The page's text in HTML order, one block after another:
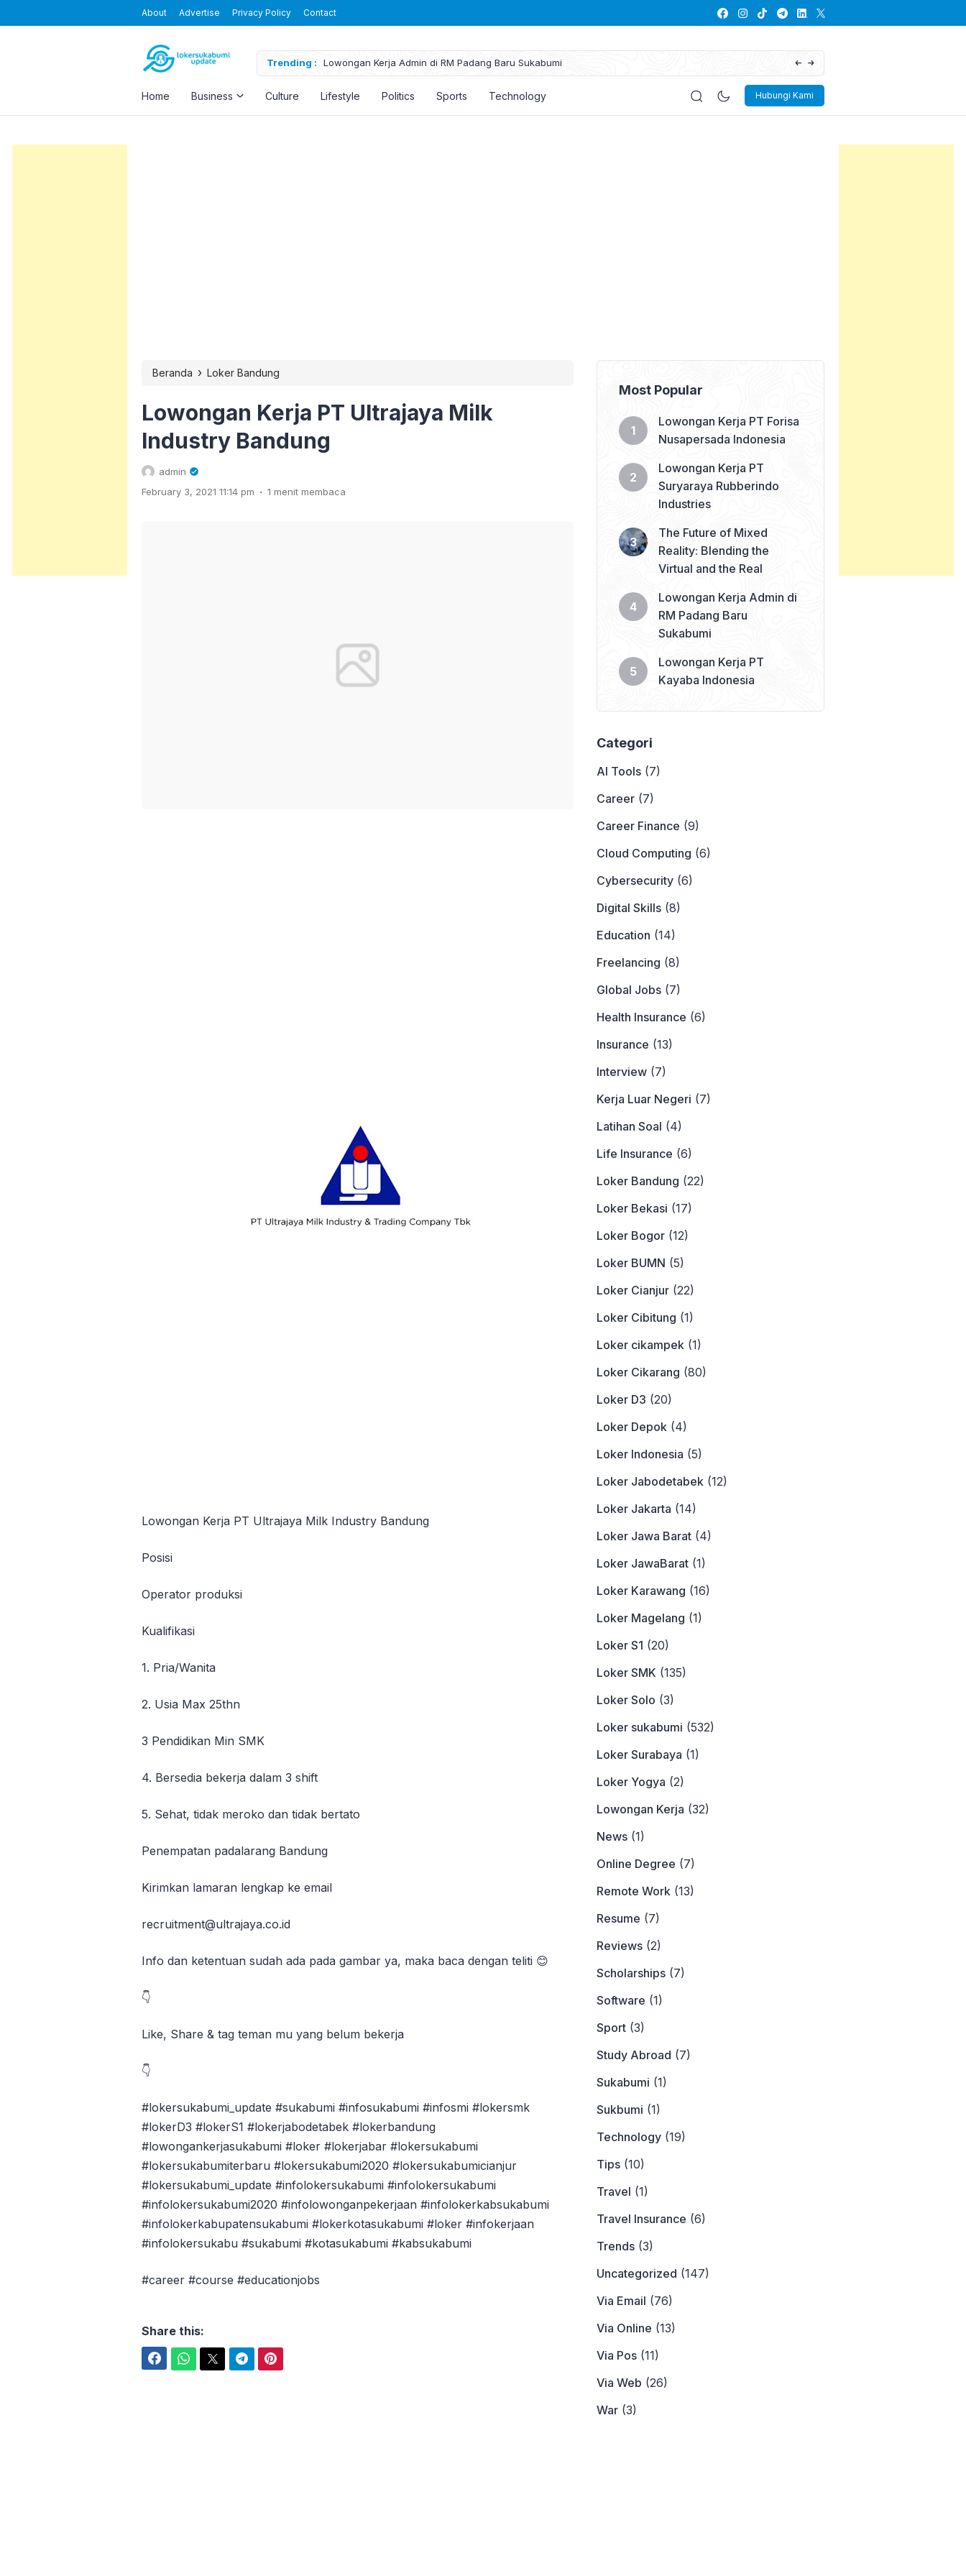
About Advertise Privacy Policy Contact
Trending : Lowongan Kerja Admin di RM Padang Baru Sukabumi Lowongan Kerja PT Kayaba Indonesia
Hubungi Kami
Home Business Culture Lifestyle Politics Sports Technology
Beranda › Loker Bandung
Lowongan Kerja PT Ultrajaya Milk
Industry Bandung
admin
February 3, 2021 11:14 pm . 1 menit membaca
Lowongan Kerja PT Ultrajaya Milk Industry Bandung
Posisi
Operator produksi
Kualifikasi
1. Pria/Wanita
2. Usia Max 25thn
3 Pendidikan Min SMK
4. Bersedia bekerja dalam 3 shift
5. Sehat, tidak meroko dan tidak bertato
Penempatan padalarang Bandung
Kirimkan lamaran lengkap ke email
recruitment@ultrajaya.co.id
Info dan ketentuan sudah ada pada gambar ya, maka baca dengan teliti 😊
👇
Like, Share & tag teman mu yang belum bekerja
👇
#lokersukabumi_update #sukabumi #infosukabumi #infosmi #lokersmk
#lokerD3 #lokerS1 #lokerjabodetabek #lokerbandung
#lowongankerjasukabumi #loker #lokerjabar #lokersukabumi
#lokersukabumiterbaru #lokersukabumi2020 #lokersukabumicianjur
#lokersukabumi_update #infolokersukabumi #infolokersukabumi
#infolokersukabumi2020 #infolowonganpekerjaan #infolokerkabsukabumi
#infolokerkabupatensukabumi #lokerkotasukabumi #loker #infokerjaan
#infolokersukabu #sukabumi #kotasukabumi #kabsukabumi
#career #course #educationjobs
Share this:
Most Popular
Lowongan Kerja PT Forisa
Nusapersada Indonesia
Lowongan Kerja PT
Suryaraya Rubberindo
Industries
The Future of Mixed
Reality: Blending the
Virtual and the Real
Lowongan Kerja Admin di
RM Padang Baru
Sukabumi
Lowongan Kerja PT
Kayaba Indonesia
Categori
AI Tools (7)
Career (7)
Career Finance (9)
Cloud Computing (6)
Cybersecurity (6)
Digital Skills (8)
Education (14)
Freelancing (8)
Global Jobs (7)
Health Insurance (6)
Insurance (13)
Interview (7)
Kerja Luar Negeri (7)
Latihan Soal (4)
Life Insurance (6)
Loker Bandung (22)
Loker Bekasi (17)
Loker Bogor (12)
Loker BUMN (5)
Loker Cianjur (22)
Loker Cibitung (1)
Loker cikampek (1)
Loker Cikarang (80)
Loker D3 (20)
Loker Depok (4)
Loker Indonesia (5)
Loker Jabodetabek (12)
Loker Jakarta (14)
Loker Jawa Barat (4)
Loker JawaBarat (1)
Loker Karawang (16)
Loker Magelang (1)
Loker S1 (20)
Loker SMK (135)
Loker Solo (3)
Loker sukabumi (532)
Loker Surabaya (1)
Loker Yogya (2)
Lowongan Kerja (32)
News (1)
Online Degree (7)
Remote Work (13)
Resume (7)
Reviews (2)
Scholarships (7)
Software (1)
Sport (3)
Study Abroad (7)
Sukabumi (1)
Sukbumi (1)
Technology (19)
Tips (10)
Travel (1)
Travel Insurance (6)
Trends (3)
Uncategorized (147)
Via Email (76)
Via Online (13)
Via Pos (11)
Via Web (26)
War (3)